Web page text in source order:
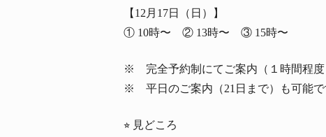
【12月17日（日）】
① 10時〜 ② 13時〜 ③ 15時〜
※ 完全予約制にてご案内（１時間程度
※ 平日のご案内（21日まで）も可能で
⭐︎ 見どころ